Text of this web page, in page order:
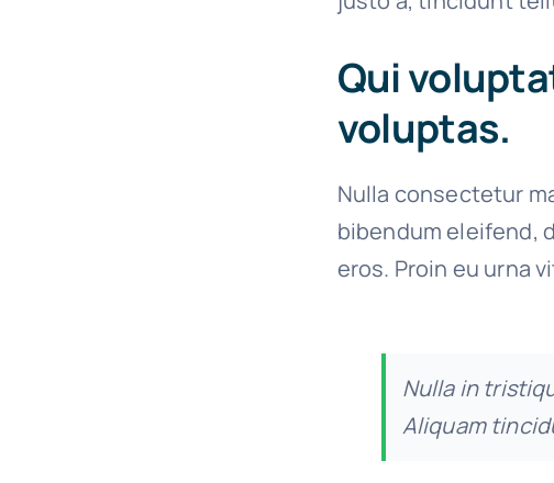
Qui
voluptas.
Nulla consectetur
bibendum eleifend,
eros. Proin eu urna
Nulla in
Aliquam